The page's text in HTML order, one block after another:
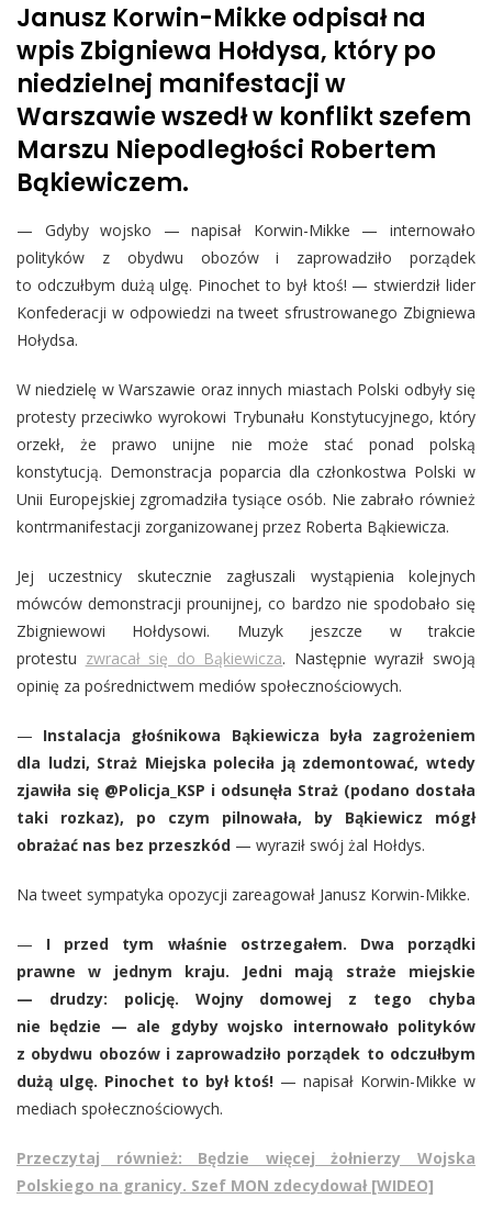
Janusz Korwin-Mikke odpisał na
wpis Zbigniewa Hołdysa, który po
niedzielnej manifestacji w
Warszawie wszedł w konflikt szefem
Marszu Niepodległości Robertem
Bąkiewiczem.
— Gdyby wojsko — napisał Korwin-Mikke — internowało
polityków z obydwu obozów i zaprowadziło porządek
to odczułbym dużą ulgę. Pinochet to był ktoś! — stwierdził lider
Konfederacji w odpowiedzi na tweet sfrustrowanego Zbigniewa
Hołydsa.
W niedzielę w Warszawie oraz innych miastach Polski odbyły się
protesty przeciwko wyrokowi Trybunału Konstytucyjnego, który
orzekł, że prawo unijne nie może stać ponad polską
konstytucją. Demonstracja poparcia dla członkostwa Polski w
Unii Europejskiej zgromadziła tysiące osób. Nie zabrało również
kontrmanifestacji zorganizowanej przez Roberta Bąkiewicza.
Jej uczestnicy skutecznie zagłuszali wystąpienia kolejnych
mówców demonstracji prounijnej, co bardzo nie spodobało się
Zbigniewowi Hołdysowi. Muzyk jeszcze w trakcie
protestu zwracał się do Bąkiewicza. Następnie wyraził swoją
opinię za pośrednictwem mediów społecznościowych.
— Instalacja głośnikowa Bąkiewicza była zagrożeniem
dla ludzi, Straż Miejska poleciła ją zdemontować, wtedy
zjawiła się @Policja_KSP i odsunęła Straż (podano dostała
taki rozkaz), po czym pilnowała, by Bąkiewicz mógł
obrażać nas bez przeszkód — wyraził swój żal Hołdys.
Na tweet sympatyka opozycji zareagował Janusz Korwin-Mikke.
— I przed tym właśnie ostrzegałem. Dwa porządki
prawne w jednym kraju. Jedni mają straże miejskie
— drudzy: policję. Wojny domowej z tego chyba
nie będzie — ale gdyby wojsko internowało polityków
z obydwu obozów i zaprowadziło porządek to odczułbym
dużą ulgę. Pinochet to był ktoś! — napisał Korwin-Mikke w
mediach społecznościowych.
Przeczytaj również: Będzie więcej żołnierzy Wojska
Polskiego na granicy. Szef MON zdecydował [WIDEO]